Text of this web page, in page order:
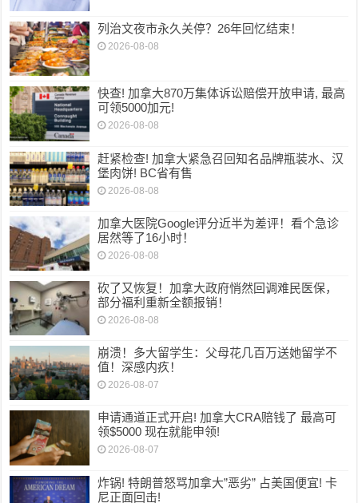
列治文夜市永久关停？26年回忆结束！
2026-08-08
快查! 加拿大870万集体诉讼赔偿开放申请, 最高
可领5000加元!
2026-08-08
赶紧检查! 加拿大紧急召回知名品牌瓶装水、汉
堡肉饼! BC省有售
2026-08-08
加拿大医院Google评分近半为差评！看个急诊
居然等了16小时！
2026-08-08
砍了又恢复！加拿大政府悄然回调难民医保，
部分福利重新全额报销！
2026-08-08
崩溃！多大留学生：父母花几百万送她留学不
值！深感内疚！
2026-08-07
申请通道正式开启! 加拿大CRA赔钱了 最高可
领$5000 现在就能申领!
2026-08-07
炸锅! 特朗普怒骂加拿大”恶劣” 占美国便宜! 卡
尼正面回击!